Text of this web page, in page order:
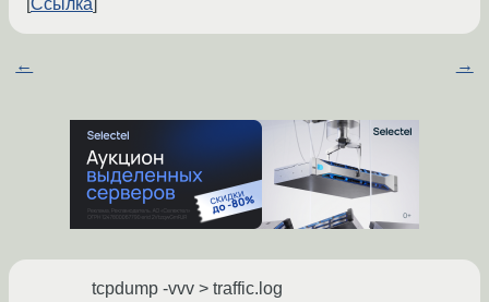
Ссылка
← →
tcpdump -vvv > traffic.log